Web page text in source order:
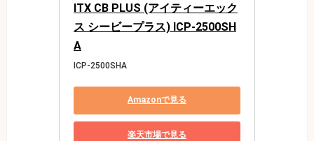
ITX CB PLUS (アイティーエック
ス シービープラス) ICP-2500SH
A
ICP-2500SHA
Amazonで見る
楽天市場で見る